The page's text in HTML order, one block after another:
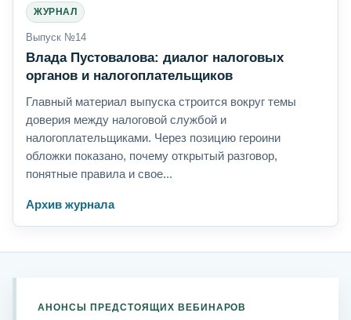
ЖУРНАЛ
Выпуск №14
Влада Пустовалова: диалог налоговых
органов и налогоплательщиков
Главный материал выпуска строится вокруг темы
доверия между налоговой службой и
налогоплательщиками. Через позицию героини
обложки показано, почему открытый разговор,
понятные правила и свое...
Архив журнала
АНОНСЫ ПРЕДСТОЯЩИХ ВЕБИНАРОВ